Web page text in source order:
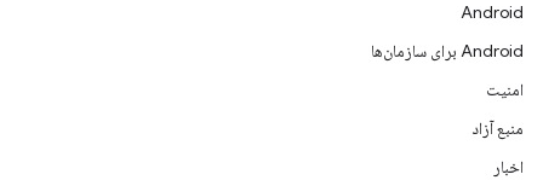
Android
Android برای سازمان‌ها
امنیت
منبع آزاد
اخبار